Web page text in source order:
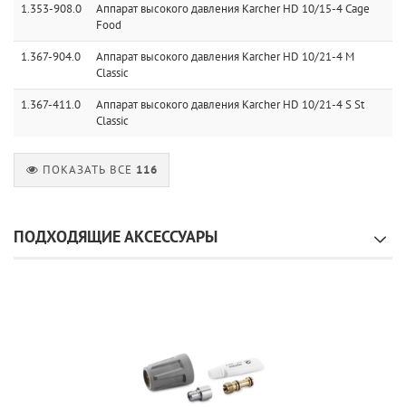
1.353-908.0
Аппарат высокого давления Karcher HD 10/15-4 Cage
Food
1.367-904.0
Аппарат высокого давления Karcher HD 10/21-4 M
Classic
1.367-411.0
Аппарат высокого давления Karcher HD 10/21-4 S St
Classic
ПОКАЗАТЬ ВСЕ 116
ПОДХОДЯЩИЕ АКСЕССУАРЫ